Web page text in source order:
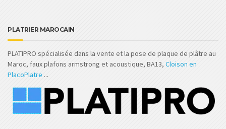
PLATRIER MAROCAIN
PLATIPRO spécialisée dans la vente et la pose de plaque de plâtre au
Maroc, faux plafons armstrong et acoustique, BA13, Cloison en
PlacoPlatre ...